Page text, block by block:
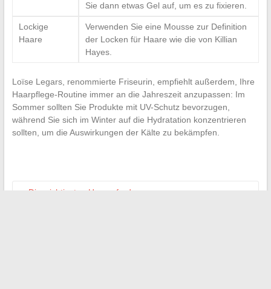
Sie dann etwas Gel auf, um es zu fixieren.
Lockige
Haare
Verwenden Sie eine Mousse zur Definition
der Locken für Haare wie die von Killian
Hayes.
Loïse Legars, renommierte Friseurin, empfiehlt außerdem, Ihre
Haarpflege-Routine immer an die Jahreszeit anzupassen: Im
Sommer sollten Sie Produkte mit UV-Schutz bevorzugen,
während Sie sich im Winter auf die Hydratation konzentrieren
sollten, um die Auswirkungen der Kälte zu bekämpfen.
Die wichtigsten Herausforderungen von